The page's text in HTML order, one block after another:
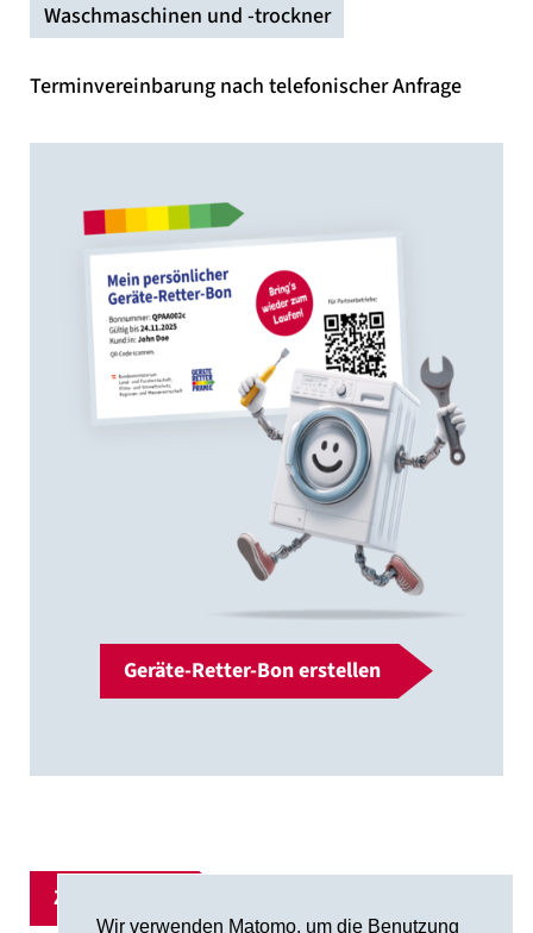
Wir verwenden Matomo, um die Benutzung
Waschmaschinen und -trockner
Terminvereinbarung nach telefonischer Anfrage
Geräte-Retter-Bon erstellen
Zur Übersicht